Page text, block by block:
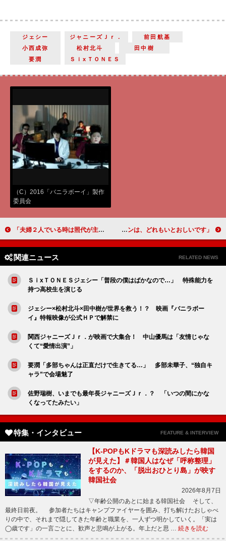
ジェシー ジャニーズＪｒ．
前田航基
小西成弥
松村北斗
田中樹
要潤
ＳｉxＴＯＮＥＳ
（C）2016「バニラボーイ」製作
委員会
「夫婦２人でいる時は照代が主導権を握っています」 森田照代（平岩紙） 【とと姉ちゃん インタビュー】 「信繁との二人のシーンは、どれもいとおしいです」大泉洋（真田信幸）２ 【真田丸インタビュー】
関連ニュース RELATED NEWS
ＳｉxＴＯＮＥＳジェシー「普段の僕はばかなので…」 特殊能力を
持つ高校生を演じる
ジェシー×松村北斗×田中樹が世界を救う！？ 映画『バニラボー
イ』特報映像が公式ＨＰで解禁に
関西ジャニーズＪｒ．が映画で大集合！ 中山優馬は「友情じゃな
くて“愛情出演”」
要潤「多部ちゃんは正直だけで生きてる…」 多部未華子、“独自キ
ャラ”で会場魅了
佐野瑞樹、いまでも最年長ジャニーズＪｒ．？ 「いつの間にかな
くなってたみたい」
特集・インタビュー FEATURE & INTERVIEW
【K-POPもKドラマも深読みしたら韓国
が見えた】＃韓国人はなぜ「呼称整理」
をするのか、「脱出おひとり島」が映す
韓国社会
2026年8月7日
▽年齢公開のあとに始まる韓国社会 そして、
最終日前夜。 参加者たちはキャンプファイヤーを囲み、打ち解けたおしゃべ
りの中で、それまで隠してきた年齢と職業を、一人ずつ明かしていく。「実は
◯歳です」の一言ごとに、歓声と悲鳴が上がる。年上だと思 … 続きを読む